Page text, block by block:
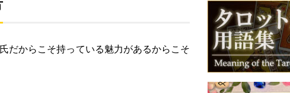
だからこそ持っている魅力があるからこそ